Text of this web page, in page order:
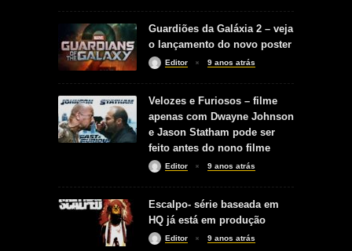
Guardiões da Galáxia 2 – veja
o lançamento do novo poster
Editor 9 anos atrás
Velozes e Furiosos – filme
apenas com Dwayne Johnson
e Jason Statham pode ser
feito antes do nono filme
Editor 9 anos atrás
Escalpo- série baseada em
HQ já está em produção
Editor 9 anos atrás